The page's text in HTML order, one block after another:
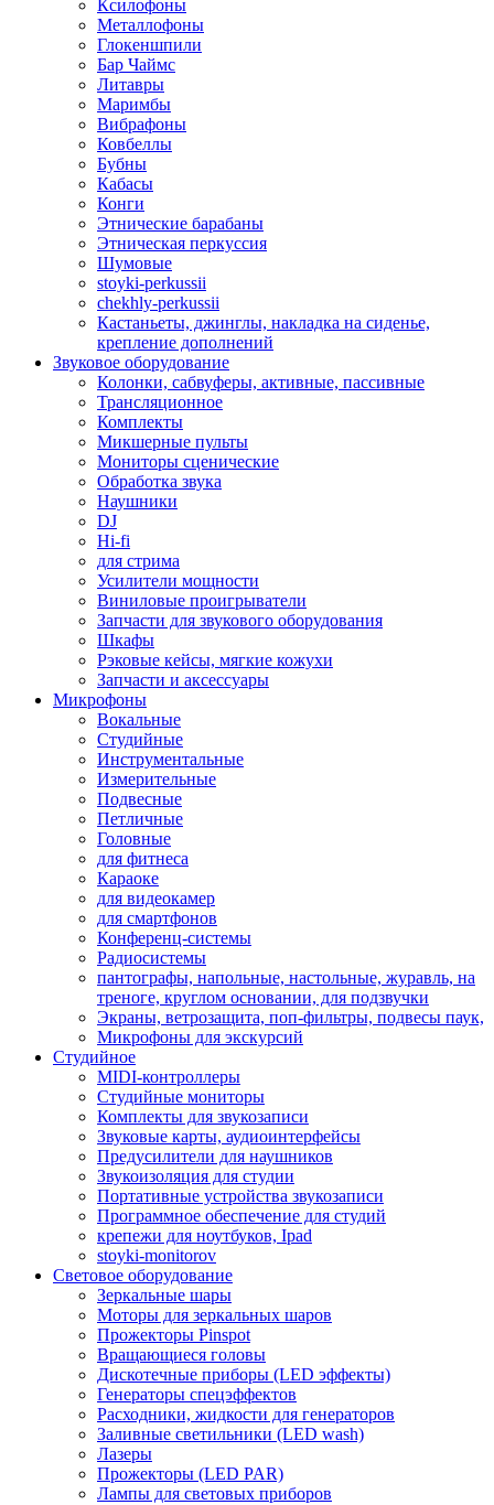
Ксилофоны
Металлофоны
Глокеншпили
Бар Чаймс
Литавры
Маримбы
Вибрафоны
Ковбеллы
Бубны
Кабасы
Конги
Этнические барабаны
Этническая перкуссия
Шумовые
stoyki-perkussii
chekhly-perkussii
Кастаньеты, джинглы, накладка на сиденье,
крепление дополнений
Звуковое оборудование
Колонки, сабвуферы, активные, пассивные
Трансляционное
Комплекты
Микшерные пульты
Мониторы сценические
Обработка звука
Наушники
DJ
Hi-fi
для стрима
Усилители мощности
Виниловые проигрыватели
Запчасти для звукового оборудования
Шкафы
Рэковые кейсы, мягкие кожухи
Запчасти и аксессуары
Микрофоны
Вокальные
Студийные
Инструментальные
Измерительные
Подвесные
Петличные
Головные
для фитнеса
Караоке
для видеокамер
для смартфонов
Конференц-системы
Радиосистемы
пантографы, напольные, настольные, журавль, на
треноге, круглом основании, для подзвучки
Экраны, ветрозащита, поп-фильтры, подвесы паук,
Микрофоны для экскурсий
Студийное
MIDI-контроллеры
Студийные мониторы
Комплекты для звукозаписи
Звуковые карты, аудиоинтерфейсы
Предусилители для наушников
Звукоизоляция для студии
Портативные устройства звукозаписи
Программное обеспечение для студий
крепежи для ноутбуков, Ipad
stoyki-monitorov
Световое оборудование
Зеркальные шары
Моторы для зеркальных шаров
Прожекторы Pinspot
Вращающиеся головы
Дискотечные приборы (LED эффекты)
Генераторы спецэффектов
Расходники, жидкости для генераторов
Заливные светильники (LED wash)
Лазеры
Прожекторы (LED PAR)
Лампы для световых приборов